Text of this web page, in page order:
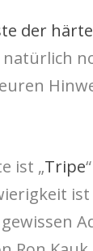
der
ist „Tripe